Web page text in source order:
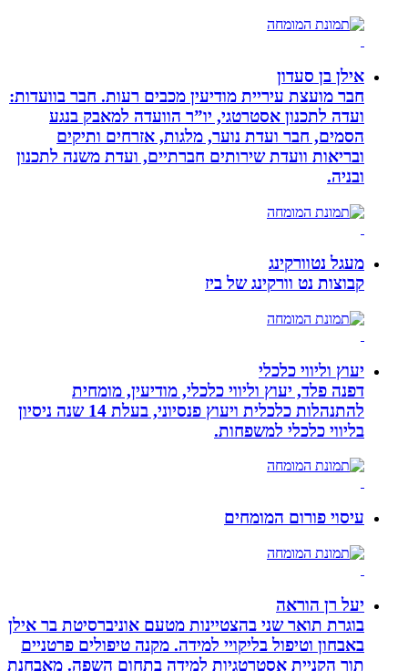
אילן בן סעדון
חבר מועצת עיריית מודיעין מכבים רעות. חבר בוועדות:
ועדה לתכנון אסטרטגי, יו”ר הוועדה למאבק בנגע
הסמים, חבר ועדת נוער, מלגות, אזרחים ותיקים
ובריאות וועדת שירותים חברתיים, ועדת משנה לתכנון
מעגל נטוורקינג
קבוצות נט וורקינג של ביז
יעוץ וליווי כלכלי
דפנה פלד, יעוץ וליווי כלכלי, מודיעין, מומחית
להתנהלות כלכלית ויעוץ פנסיוני, בעלת 14 שנה ניסיון
בליווי כלכלי למשפחות.
עיסוי פורום המומחים
יעל רן הוראה
בוגרת תואר שני בהצטיינות מטעם אוניברסיטת בר אילן
באבחון וטיפול בליקויי למידה. מקנה טיפולים פרטניים
תוך הקניית אסטרטגיות למידה בתחום השפה. מאבחנת